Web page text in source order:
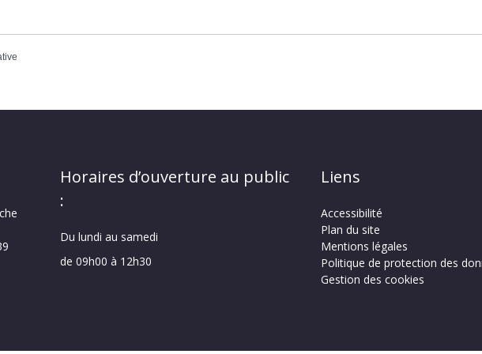
Horaires d’ouverture au public
:
Du lundi au samedi
de 09h00 à 12h30
Liens
Accessibilité
Plan du site
Mentions légales
Politique de protection des
Gestion des cookies